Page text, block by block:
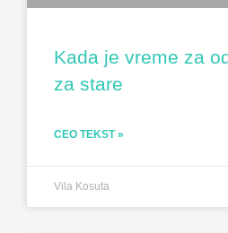
Kada je vreme za
za stare
CEO TEKST »
Vila Kosuta